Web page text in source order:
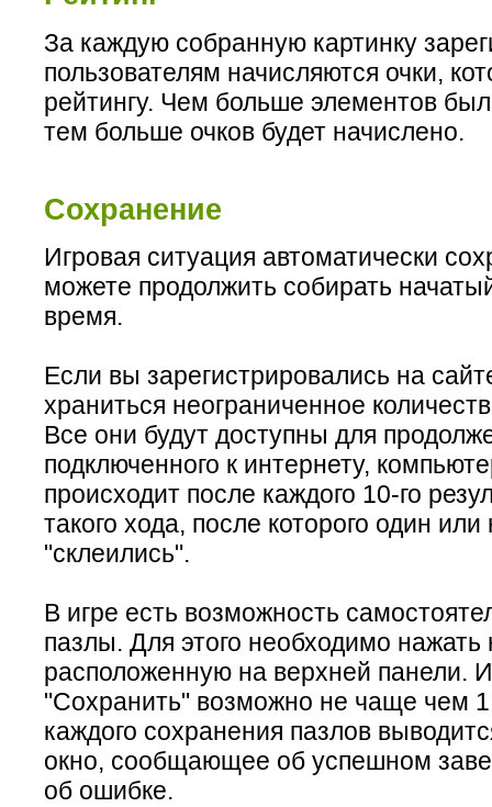
За каждую собранную картинку
пользователям начисляются очки,
рейтингу. Чем больше элементов
тем больше очков будет начислено.
Сохранение
Игровая ситуация автоматически
можете продолжить собирать
время.
Если вы зарегистрировались на
храниться неограниченное
Все они будут доступны для
подключенного к интернету,
происходит после каждого 10-го
такого хода, после которого один
"склеились".
В игре есть возможность
пазлы. Для этого необходимо нажать
расположенную на верхней панели.
"Сохранить" возможно не чаще чем
каждого сохранения пазлов
окно, сообщающее об успешном
об ошибке.